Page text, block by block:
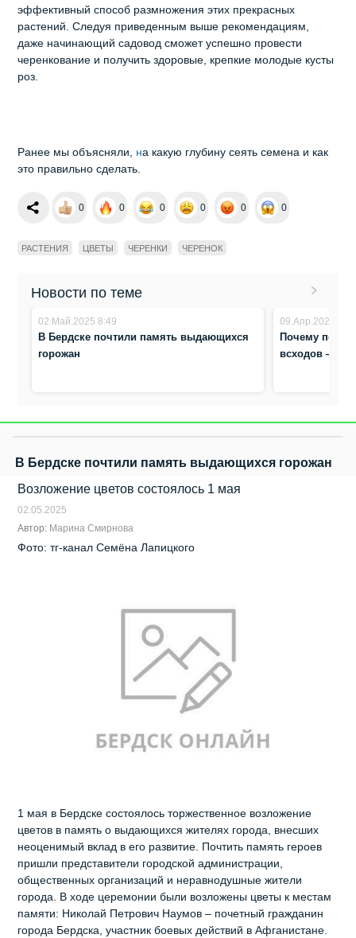
эффективный способ размножения этих прекрасных
растений. Следуя приведенным выше рекомендациям,
даже начинающий садовод сможет успешно провести
черенкование и получить здоровые, крепкие молодые кусты
роз.
Ранее мы объясняли, на какую глубину сеять семена и как
это правильно сделать.
0 0 0 0 0 0
РАСТЕНИЯ ЦВЕТЫ ЧЕРЕНКИ ЧЕРЕНОК
Новости по теме
02.Май.2025 8:49
В Бердске почтили память выдающихся
горожан
09.Апр.2025
Почему
всходов —
В Бердске почтили память выдающихся горожан
Возложение цветов состоялось 1 мая
02.05.2025
Автор: Марина Смирнова
Фото: тг-канал Семёна Лапицкого
1 мая в Бердске состоялось торжественное возложение
цветов в память о выдающихся жителях города, внесших
неоценимый вклад в его развитие. Почтить память героев
пришли представители городской администрации,
общественных организаций и неравнодушные жители
города. В ходе церемонии были возложены цветы к местам
памяти: Николай Петрович Наумов – почетный гражданин
города Бердска, участник боевых действий в Афганистане.